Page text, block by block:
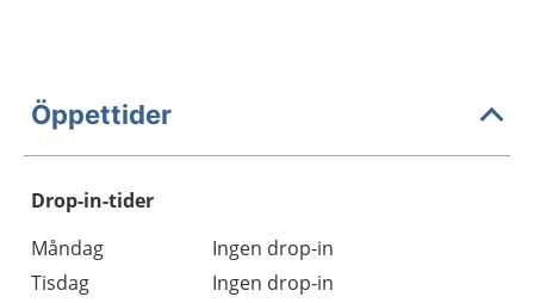
Öppettider
Drop-in-tider
Måndag
Ingen drop-in
Tisdag
Ingen drop-in